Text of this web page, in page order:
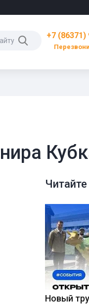
+7 (86371)
Новый